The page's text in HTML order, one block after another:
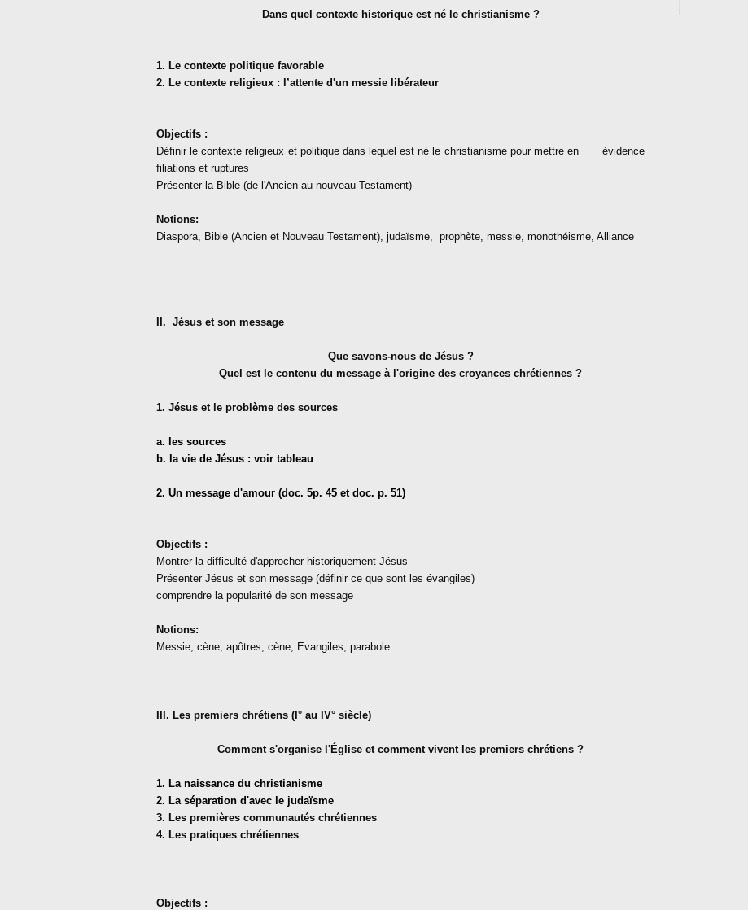
Dans quel contexte historique est né le christianisme ?
1. Le contexte politique favorable
2. Le contexte religieux : l’attente d'un messie libérateur
Objectifs :
Définir le contexte religieux et politique dans lequel est né le christianisme pour mettre en
évidence
filiations et ruptures
Présenter la Bible (de l'Ancien au nouveau Testament)
Notions:
Diaspora, Bible (Ancien et Nouveau Testament), judaïsme, prophète, messie, monothéisme, Alliance
II. Jésus et son message
Que savons-nous de Jésus ?
Quel est le contenu du message à l'origine des croyances chrétiennes ?
1. Jésus et le problème des sources
a. les sources
b. la vie de Jésus : voir tableau
2. Un message d'amour (doc. 5p. 45 et doc. p. 51)
Objectifs :
Montrer la difficulté d'approcher historiquement Jésus
Présenter Jésus et son message (définir ce que sont les évangiles)
comprendre la popularité de son message
Notions:
Messie, cène, apôtres, cène, Evangiles, parabole
III. Les premiers chrétiens (I° au IV° siècle)
Comment s'organise l'Église et comment vivent les premiers chrétiens ?
1. La naissance du christianisme
2. La séparation d'avec le judaïsme
3. Les premières communautés chrétiennes
4. Les pratiques chrétiennes
Objectifs :